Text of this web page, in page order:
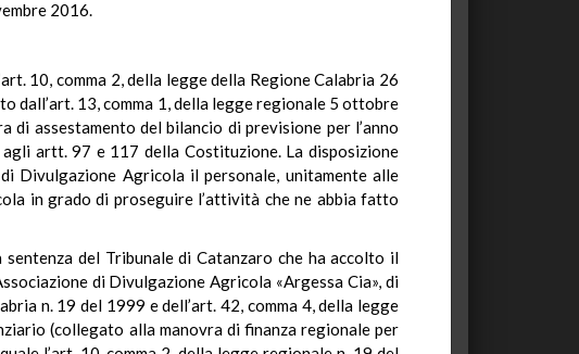
2016.
10, comma 2, della legge della Regione Calabria 26
dall’art. 13, comma 1, della legge regionale 5 ottobre
assestamento del bilancio di previsione per l’anno
artt. 97 e 117 della Costituzione. La disposizione
Divulgazione Agricola il personale, unitamente alle
in grado di proseguire l’attività che ne abbia fatto
del Tribunale di Catanzaro che ha accolto il
di Divulgazione Agricola «Argessa Cia», di
n. 19 del 1999 e dell’art. 42, comma 4, della legge
(collegato alla manovra di finanza regionale per